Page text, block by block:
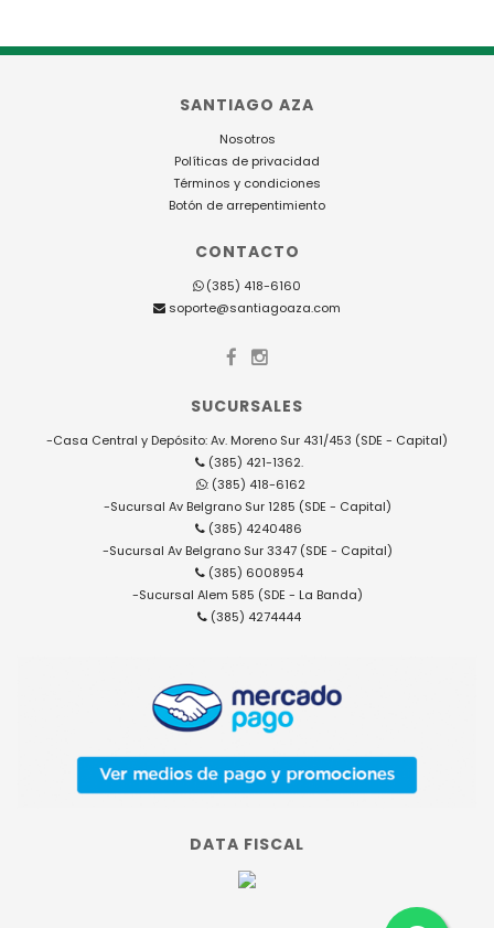
SANTIAGO AZA
Nosotros
Políticas de privacidad
Términos y condiciones
Botón de arrepentimiento
CONTACTO
(385) 418-6160
soporte@santiagoaza.com
SUCURSALES
-Casa Central y Depósito: Av. Moreno Sur 431/453 (SDE - Capital)
(385) 421-1362.
: (385) 418-6162
-Sucursal Av Belgrano Sur 1285 (SDE - Capital)
(385) 4240486
-Sucursal Av Belgrano Sur 3347 (SDE - Capital)
(385) 6008954
-Sucursal Alem 585 (SDE - La Banda)
(385) 4274444
DATA FISCAL